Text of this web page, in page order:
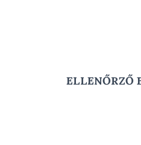
ELLENŐRZŐ